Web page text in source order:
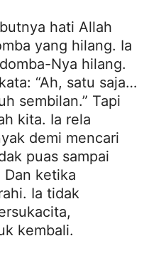
hati Allah
yang hilang. Ia
Nya hilang.
“Ah, satu saja…
sembilan.” Tapi
kita. Ia rela
demi mencari
puas sampai
ketika
Ia tidak
kembali.